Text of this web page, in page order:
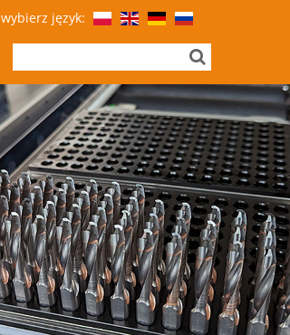
wybierz język: